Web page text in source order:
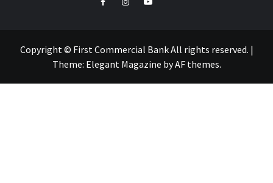
Copyright © First Commercial Bank All rights reserved. |
Theme: Elegant Magazine byAF themes.